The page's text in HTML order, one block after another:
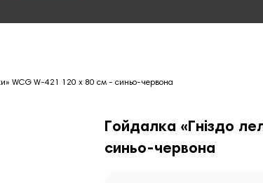
WCG W-421 120 х 80 см - синьо-червона
Гойдалка «Гніздо
синьо-червона